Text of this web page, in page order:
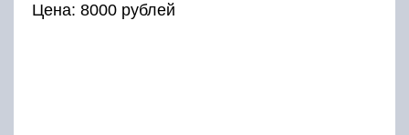
Цена: 8000 рублей